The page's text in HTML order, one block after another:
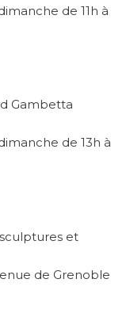
de 11h à
Gambetta
de 13h à
et
de Grenoble